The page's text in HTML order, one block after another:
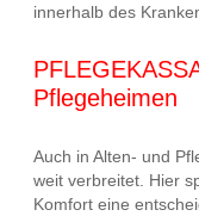
innerhalb des
Pflegeheimen
Auch in Alten- und
weit verbreitet. Hier
Komfort eine